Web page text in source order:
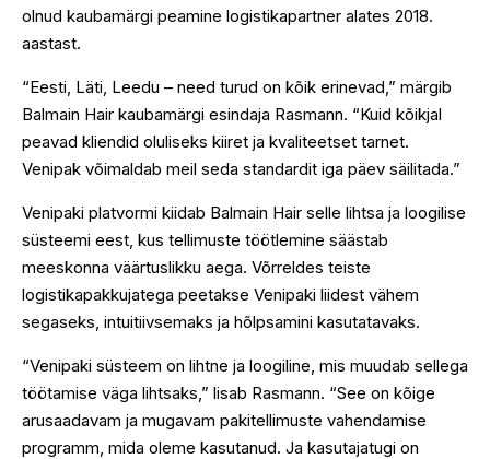
olnud kaubamärgi peamine logistikapartner alates 2018.
aastast.
“Eesti, Läti, Leedu – need turud on kõik erinevad,” märgib
Balmain Hair kaubamärgi esindaja Rasmann. “Kuid kõikjal
peavad kliendid oluliseks kiiret ja kvaliteetset tarnet.
Venipak võimaldab meil seda standardit iga päev säilitada.”
Venipaki platvormi kiidab Balmain Hair selle lihtsa ja loogilise
süsteemi eest, kus tellimuste töötlemine säästab
meeskonna väärtuslikku aega. Võrreldes teiste
logistikapakkujatega peetakse Venipaki liidest vähem
segaseks, intuitiivsemaks ja hõlpsamini kasutatavaks.
“Venipaki süsteem on lihtne ja loogiline, mis muudab sellega
töötamise väga lihtsaks,” lisab Rasmann. “See on kõige
arusaadavam ja mugavam pakitellimuste vahendamise
programm, mida oleme kasutanud. Ja kasutajatugi on